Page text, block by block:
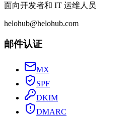
面向开发者和 IT 运维人员
helohub@helohub.com
邮件认证
MX
SPF
DKIM
DMARC